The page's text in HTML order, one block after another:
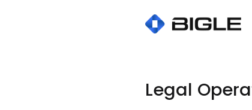
Legal